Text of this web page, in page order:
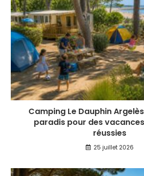
Camping Le Dauphin
paradis pour des
réussies
25 juillet 2026